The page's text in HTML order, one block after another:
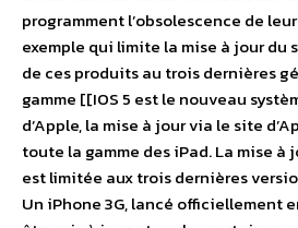
programment l’obsolescence de
exemple qui limite la mise à jour du
de ces produits au trois dernières
gamme [[IOS 5 est le nouveau
d’Apple, la mise à jour via le site
toute la gamme des iPad. La mise à
est limitée aux trois dernières
Un iPhone 3G, lancé officiellement